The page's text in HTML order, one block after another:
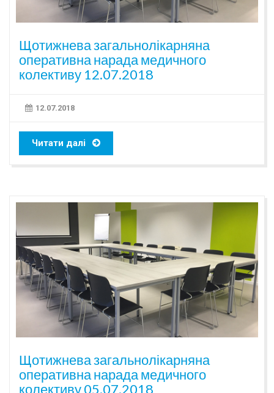
Щотижнева загальнолікарняна
оперативна нарада медичного
колективу 12.07.2018
12.07.2018
Читати далі
Щотижнева загальнолікарняна
оперативна нарада медичного
колективу 05.07.2018